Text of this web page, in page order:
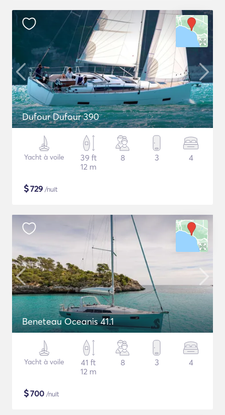
Dufour Dufour 390
Yacht à voile
39 ft
12 m
8 3 4
$729 /nuit
Beneteau Oceanis 41.1
Yacht à voile
41 ft
12 m
8 3 4
$700 /nuit